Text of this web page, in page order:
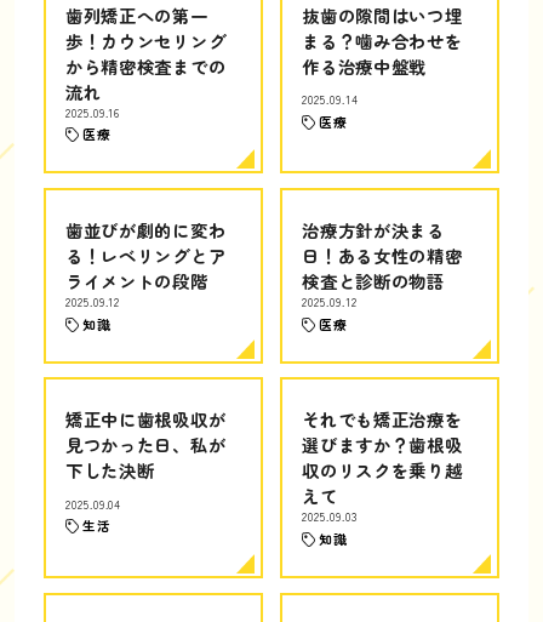
歯列矯正への第一
歩！カウンセリング
から精密検査までの
流れ
2025.09.16
医療
抜歯の隙間はいつ埋
まる？噛み合わせを
作る治療中盤戦
2025.09.14
医療
歯並びが劇的に変わ
る！レベリングとア
ライメントの段階
2025.09.12
知識
治療方針が決まる
日！ある女性の精密
検査と診断の物語
2025.09.12
医療
矯正中に歯根吸収が
見つかった日、私が
下した決断
2025.09.04
生活
それでも矯正治療を
選びますか？歯根吸
収のリスクを乗り越
えて
2025.09.03
知識